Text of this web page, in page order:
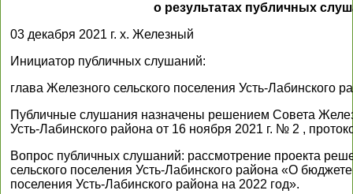
о результатах публичных
03 декабря 2021 г. х. Железный
Инициатор публичных слушаний:
глава Железного сельского поселения Усть-Лабинского
Публичные слушания назначены решением Совета
Усть-Лабинского района от 16 ноября 2021 г. № 2 ,
Вопрос публичных слушаний: рассмотрение проекта
сельского поселения Усть-Лабинского района «О
поселения Усть-Лабинского района на 2022 год».